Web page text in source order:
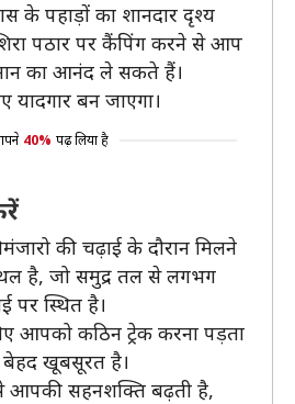
पहाड़ों का शानदार दृश्य
पठार पर कैंपिंग करने से आप
का आनंद ले सकते हैं।
बन जाएगा।
40% पढ़ लिया है
की चढ़ाई के दौरान मिलने
है, जो समुद्र तल से लगभग
पर स्थित है।
आपको कठिन ट्रेक करना पड़ता
खूबसूरत है।
आपकी सहनशक्ति बढ़ती है,